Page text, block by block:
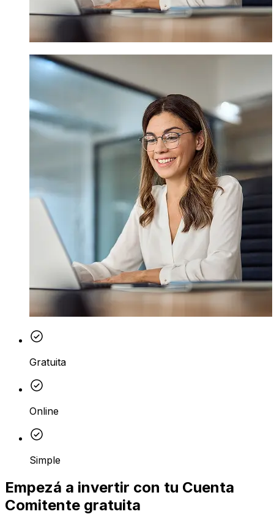
Gratuita
Online
Simple
Empezá a invertir con tu Cuenta
Comitente gratuita